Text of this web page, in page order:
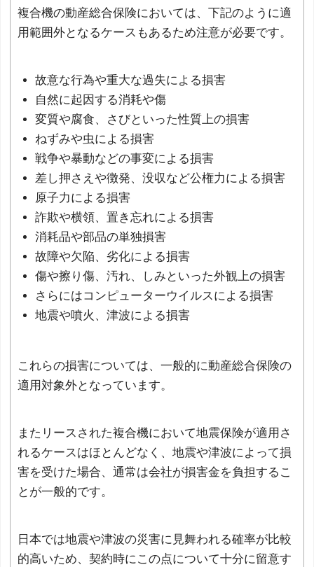
複合機の動産総合保険においては、下記のように適
用範囲外となるケースもあるため注意が必要です。
故意な行為や重大な過失による損害
自然に起因する消耗や傷
変質や腐食、さびといった性質上の損害
ねずみや虫による損害
戦争や暴動などの事変による損害
差し押さえや徴発、没収など公権力による損害
原子力による損害
詐欺や横領、置き忘れによる損害
消耗品や部品の単独損害
故障や欠陥、劣化による損害
傷や擦り傷、汚れ、しみといった外観上の損害
さらにはコンピューターウイルスによる損害
地震や噴火、津波による損害
これらの損害については、一般的に動産総合保険の
適用対象外となっています。
またリースされた複合機において地震保険が適用さ
れるケースはほとんどなく、地震や津波によって損
害を受けた場合、通常は会社が損害金を負担するこ
とが一般的です。
日本では地震や津波の災害に見舞われる確率が比較
的高いため、契約時にこの点について十分に留意す